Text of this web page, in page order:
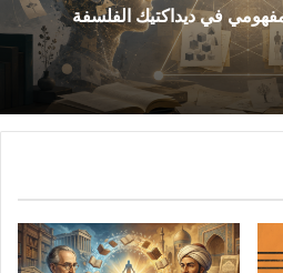
في ديداكتيك الفلسفة